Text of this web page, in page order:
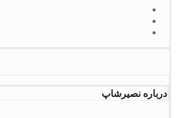
درباره نصیرشاپ